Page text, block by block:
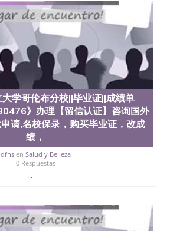
学哥伦布分校||毕业证||成绩单
》办理【留信认证】咨询国外
请,名校保录，购买毕业证，改成
绩，
dfnsen Salud y Belleza
0 Respuestas
...